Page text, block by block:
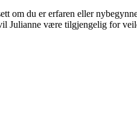
om du er erfaren eller
Julianne være tilgjengelig for